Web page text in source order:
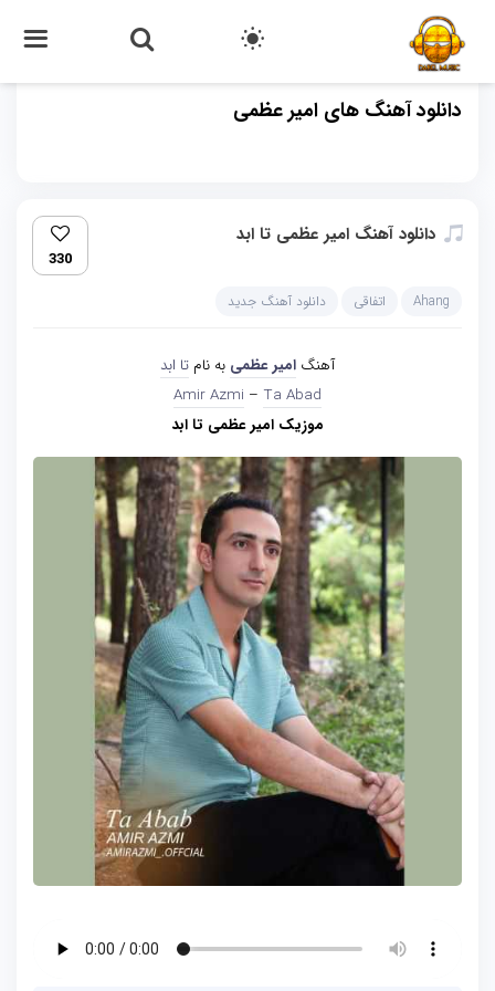
دانلود آهنگ های امیر عظمی
دانلود آهنگ امیر عظمی تا ابد
330
Ahang اتفاقی دانلود آهنگ جدید
آهنگ امیر عظمی به نام تا ابد
Amir Azmi – Ta Abad
موزیک امیر عظمی تا ابد